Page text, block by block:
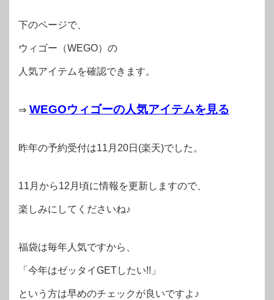
下のページで、
ウィゴー（WEGO）の
人気アイテムを確認できます。
⇒ WEGOウィゴーの人気アイテムを見る
昨年の予約受付は11月20日(楽天)でした。
11月から12月頃に情報を更新しますので、
楽しみにしてくださいね♪
福袋は毎年人気ですから、
「今年はゼッタイGETしたい!!」
という方は早めのチェックが良いですよ♪